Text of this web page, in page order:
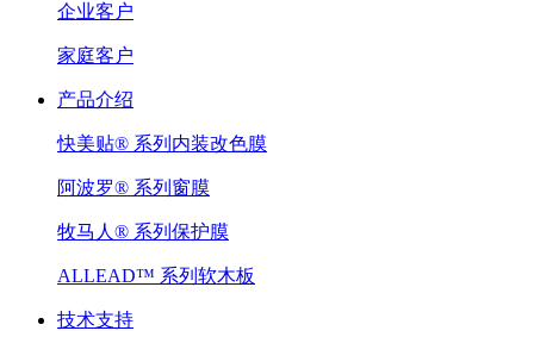
企业客户
家庭客户
产品介绍
快美贴® 系列内装改色膜
阿波罗® 系列窗膜
牧马人® 系列保护膜
ALLEAD™ 系列软木板
技术支持